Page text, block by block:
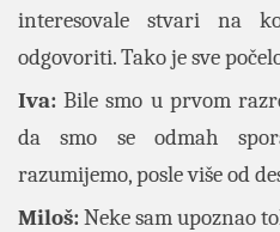
interesovale stvari na
odgovoriti. Tako je sve
Iva: Bile smo u prvom
da smo se odmah
razumijemo, posle više od
Miloš: Neke sam upoznao